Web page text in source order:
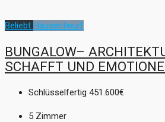
Beliebt Hausentwurf
BUNGALOW–
SCHAFFT UND
Schlüsselfertig 451.600€
5 Zimmer